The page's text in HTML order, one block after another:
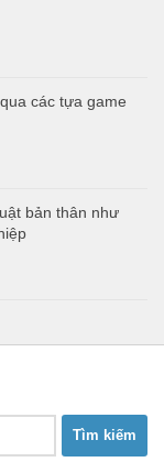
các tựa game
bản thân như